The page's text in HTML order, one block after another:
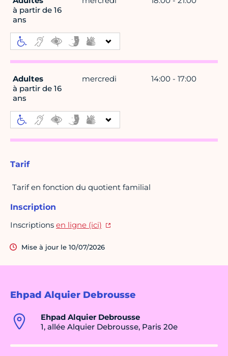
Ehpad Alquier Debrousse
Ehpad Alquier Debrousse
1, allée Alquier Debrousse, Paris 20e
à partir de 16
ans
Adultes
à partir de 16
ans
mercredi 14:00 - 17:00
Tarif
Tarif en fonction du quotient familial
Inscription
Inscriptions en ligne (ici)
Mise à jour le 10/07/2026